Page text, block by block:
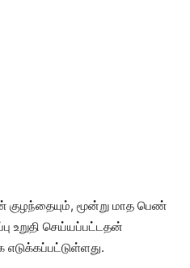
குழந்தையும், மூன்று மாத பெண்
உறுதி செய்யப்பட்டதன்